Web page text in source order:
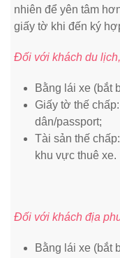
nhiên để yên tâm
giấy tờ khi đến ký
Đối với khách du
Bằng lái xe (bắt
Giấy tờ thế
dân/passport;
Tài sản thế
khu vực thuê xe.
Đối với khách địa
Bằng lái xe (bắt